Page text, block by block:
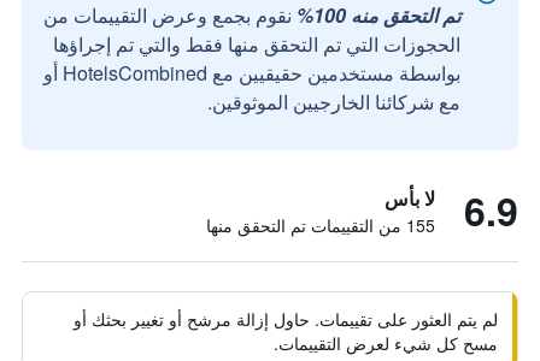
تم التحقق منه 100%
نقوم بجمع وعرض التقييمات من
الحجوزات التي تم التحقق منها فقط والتي تم إجراؤها
بواسطة مستخدمين حقيقيين مع HotelsCombined أو
مع شركائنا الخارجيين الموثوقين.
6.9 لا بأس
155 من التقييمات تم التحقق منها
لم يتم العثور على تقييمات. حاول إزالة مرشح أو تغيير بحثك أو
مسح كل شيء لعرض التقييمات.